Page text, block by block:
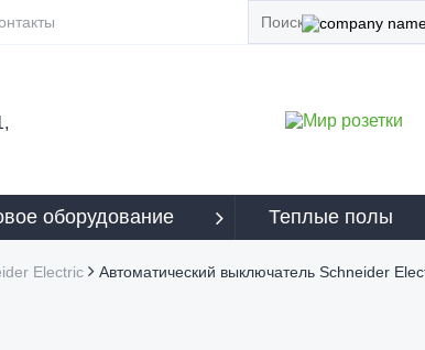
оборудование Теплые полы
Electric Автоматический выключатель Schneider